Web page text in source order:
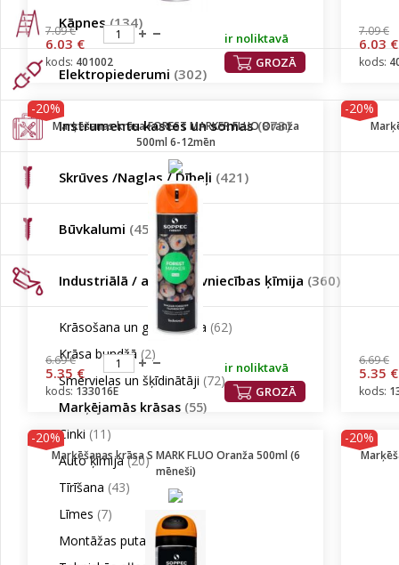
Kāpnes(134)
Elektropiederumi (302)
Instrumentu kastes un somas(873)
Skrūves /Naglas / Dībeļi (421)
Būvkalumi (45)
Industriālā / auto / būvniecības ķīmija (360)
Krāsošana un gruntēšana (62)
Krāsa bundžā (2)
Smērvielas un šķīdinātāji (72)
Marķējamās krāsas (55)
Cinki (11)
Auto ķīmija(20)
Tīrīšana (43)
Līmes (7)
Montāžas putas(14)
7.09 €
6.03 €
ir noliktavā
GROZĀ
kods: 401002
7.09 €
6.03 €
kods:
-20%
Marķēšanas krāsa FOREST MARKER FLUO Oranža
500ml 6-12mēn
6.69 €
5.35 €
ir noliktavā
GROZĀ
kods: 133016E
-20%
6.69 €
5.35 €
kods:
-20%
Marķēšanas krāsa S MARK FLUO Oranža 500ml (6
mēneši)
-20%